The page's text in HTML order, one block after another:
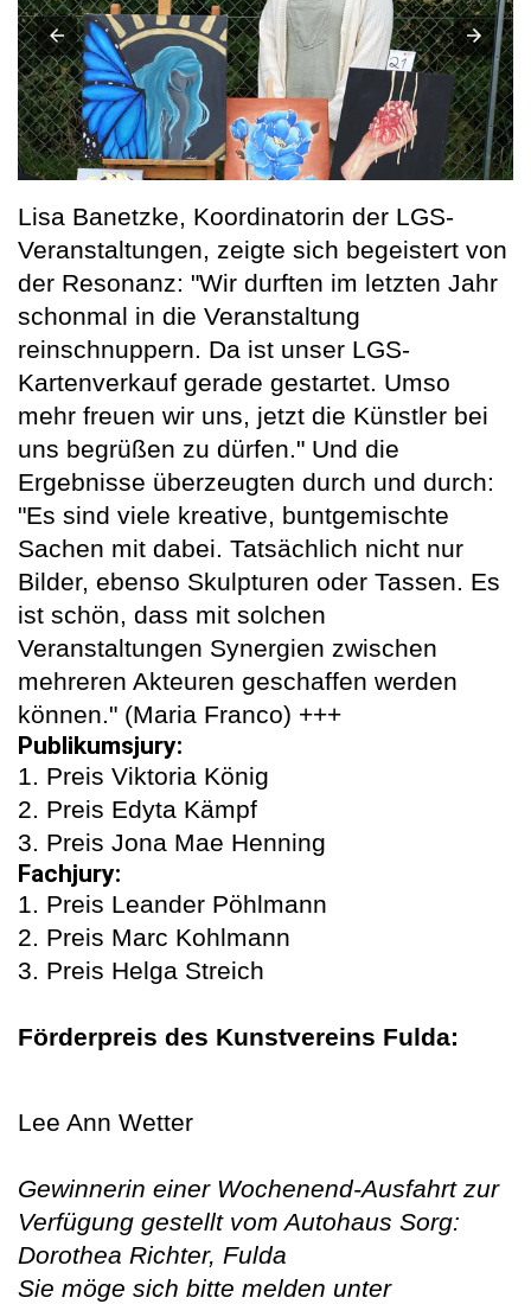
Lisa Banetzke, Koordinatorin der LGS-
Veranstaltungen, zeigte sich begeistert von
der Resonanz: "Wir durften im letzten Jahr
schonmal in die Veranstaltung
reinschnuppern. Da ist unser LGS-
Kartenverkauf gerade gestartet. Umso
mehr freuen wir uns, jetzt die Künstler bei
uns begrüßen zu dürfen." Und die
Ergebnisse überzeugten durch und durch:
"Es sind viele kreative, buntgemischte
Sachen mit dabei. Tatsächlich nicht nur
Bilder, ebenso Skulpturen oder Tassen. Es
ist schön, dass mit solchen
Veranstaltungen Synergien zwischen
mehreren Akteuren geschaffen werden
können." (Maria Franco) +++
Publikumsjury:
1. Preis Viktoria König
2. Preis Edyta Kämpf
3. Preis Jona Mae Henning
Fachjury:
1. Preis Leander Pöhlmann
2. Preis Marc Kohlmann
3. Preis Helga Streich
Förderpreis des Kunstvereins Fulda:
Lee Ann Wetter
Gewinnerin einer Wochenend-Ausfahrt zur
Verfügung gestellt vom Autohaus Sorg:
Dorothea Richter, Fulda
Sie möge sich bitte melden unter